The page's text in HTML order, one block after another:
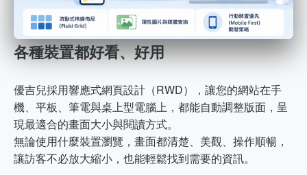
各種裝置都好看、好用
優吉兒採用響應式網頁設計（RWD），讓您的網站在手
機、平板、筆電與桌上型電腦上，都能自動調整版面，呈
現最適合的畫面大小與閱讀方式。
無論使用什麼裝置瀏覽，畫面都清楚、美觀、操作順暢，
讓訪客不必放大縮小，也能輕鬆找到需要的資訊。